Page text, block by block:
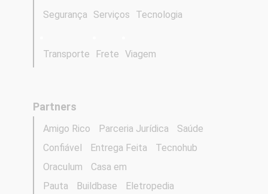
Segurança Serviços Tecnologia
Transporte Frete Viagem
Partners
Amigo Rico Parceria Jurídica
Saúde
Confiável
Entrega Feita
Tecnohub
Oraculum
Casa em
Pauta
Buildbase Eletropedia